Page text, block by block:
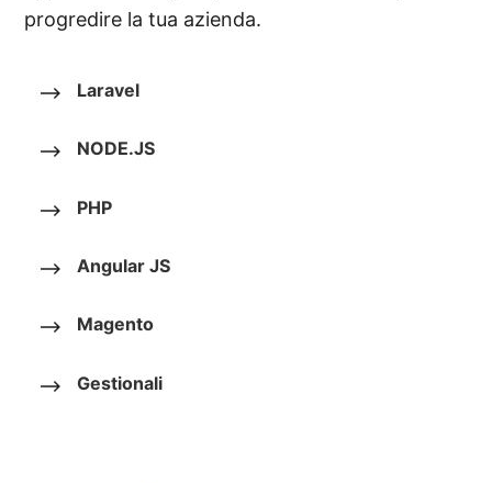
progredire la tua azienda.
Laravel
NODE.JS
PHP
Angular JS
Magento
Gestionali